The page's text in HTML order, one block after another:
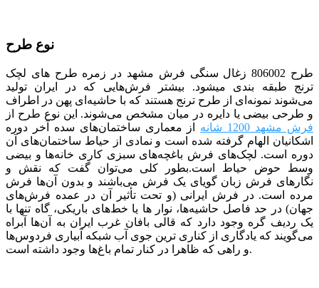
نوع طرح
طرح 806002 زغال سنگی فرش مشهد در زمره طرح های لچک
ترنج طبقه بندی می­شود. بیشتر فرش‌هایی که در ایران تولید
می‌شوند نمونه‌ای از طرح ترنج هستند که با حاشیه‌ای پهن در اطراف
و طرحی بیضی یا دایره در میان مشخص می‌شوند. این نوع طرح از
فرش مشهد 1200 شانه
از
معماری ساختمان‌های سده آخر دوره
اشکانیان الهام گرفته شده است و نمادی از حیاط ساختمان‌های آن
دوره است. لچک‌های فرش باغچه‌های سبزی کاری خانه‌ها و بیضی
وسط حوض حیاط است.بطور کلی می‌توان گفت که نقش و
نگارهای فرش زبان گویای یک فرش می‌باشند و بدون آن‌ها فرش
مرده است. در فرش ایرانی (و تحت تأثیر آن در عمده فرش‌های
جهان) در حد فاصل حاشیه‌ها، نوار ها یا خط‌های باریکی، ‌گاه تنها با
یک ردیف گره وجود دارد که قالی بافان غرب ایران به آن‌ها آبراه
می‌گویند که یادگاری از کناری ترین جوی آب شبکه‌ آبیاری فردوس‌ها
و راهی که ظاهرا در کنار تمام باغ‌ها وجود داشته است.